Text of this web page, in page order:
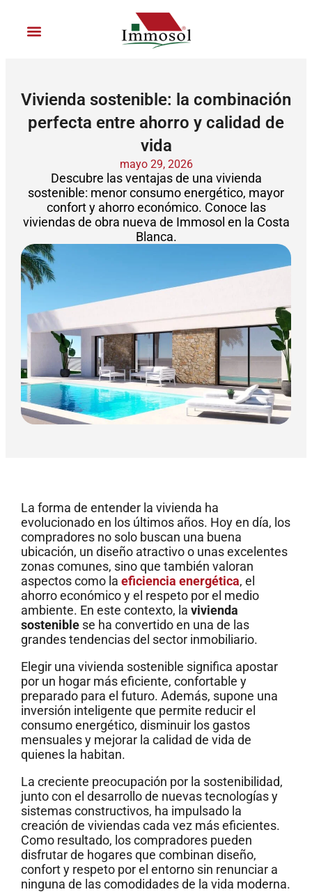
contenido
Vivienda sostenible: la combinación
perfecta entre ahorro y calidad de
vida
mayo 29, 2026
Descubre las ventajas de una vivienda
sostenible: menor consumo energético, mayor
confort y ahorro económico. Conoce las
viviendas de obra nueva de Immosol en la Costa
Blanca.
La forma de entender la vivienda ha
evolucionado en los últimos años. Hoy en día, los
compradores no solo buscan una buena
ubicación, un diseño atractivo o unas excelentes
zonas comunes, sino que también valoran
aspectos como la eficiencia energética, el
ahorro económico y el respeto por el medio
ambiente. En este contexto, la vivienda
sosteniblese ha convertido en una de las
grandes tendencias del sector inmobiliario.
Elegir una vivienda sostenible significa apostar
por un hogar más eficiente, confortable y
preparado para el futuro. Además, supone una
inversión inteligente que permite reducir el
consumo energético, disminuir los gastos
mensuales y mejorar la calidad de vida de
quienes la habitan.
La creciente preocupación por la sostenibilidad,
junto con el desarrollo de nuevas tecnologías y
sistemas constructivos, ha impulsado la
creación de viviendas cada vez más eficientes.
Como resultado, los compradores pueden
disfrutar de hogares que combinan diseño,
confort y respeto por el entorno sin renunciar a
ninguna de las comodidades de la vida moderna.